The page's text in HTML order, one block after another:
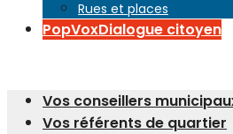
Rues et places
PopVoxDialogue citoyen
Vos conseillers
Vos référents de quartier